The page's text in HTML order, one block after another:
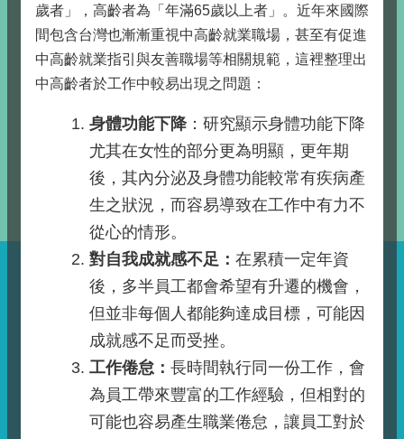
歲者」，高齡者為「年滿65歲以上者」。近年來國際
間包含台灣也漸漸重視中高齡就業職場，甚至有促進
中高齡就業指引與友善職場等相關規範，這裡整理出
中高齡者於工作中較易出現之問題：
身體功能下降：研究顯示身體功能下降
尤其在女性的部分更為明顯，更年期
後，其內分泌及身體功能較常有疾病產
生之狀況，而容易導致在工作中有力不
從心的情形。
對自我成就感不足： 在累積一定年資
後，多半員工都會希望有升遷的機會，
但並非每個人都能夠達成目標，可能因
成就感不足而受挫。
工作倦怠： 長時間執行同一份工作，會
為員工帶來豐富的工作經驗，但相對的
可能也容易產生職業倦怠，讓員工對於